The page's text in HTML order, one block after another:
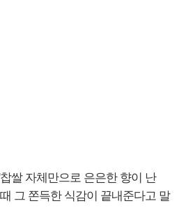
쌀 자체만으로 은은한 향이 난
그 쫀득한 식감이 끝내준다고 말